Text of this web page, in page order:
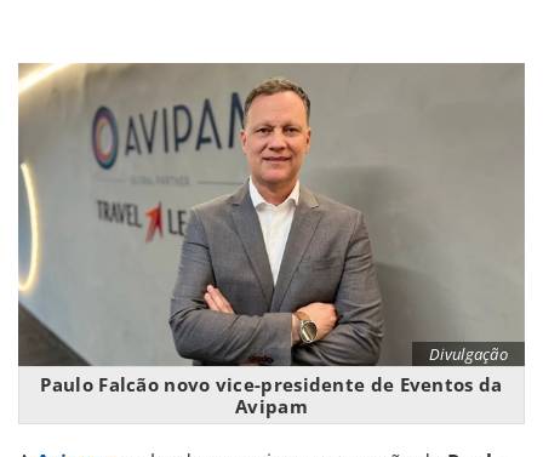
Divulgação
Paulo Falcão novo vice-presidente de Eventos da
Avipam